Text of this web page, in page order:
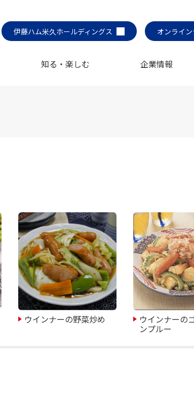
伊藤ハム米久ホールディングス
オンライ
知る・楽しむ 企業情報
ウインナーの野菜炒め ウインナーの
ンプルー